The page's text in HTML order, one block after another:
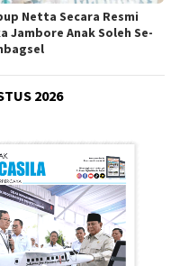
Netta Secara Resmi
Jambore Anak Soleh Se-
2026